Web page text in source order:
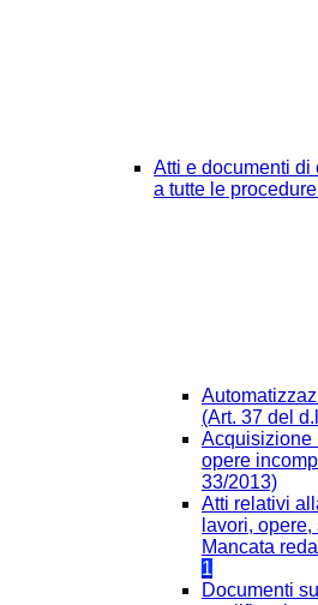
Atti e documenti di
a tutte le procedure
(Art. 37 del
Acquisizione
opere
33/2013)
Atti relativi
lavori,
Mancata
1
Documenti